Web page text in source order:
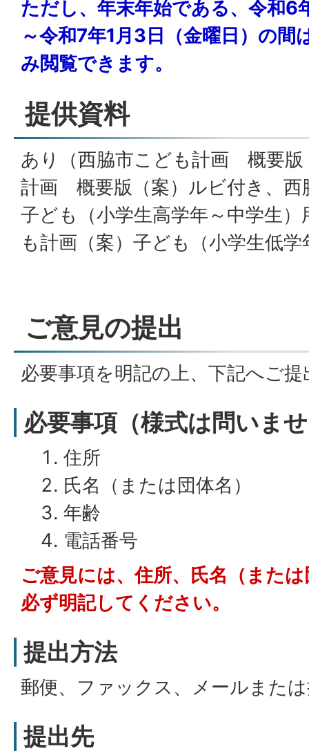
ただし、年末年始である、令和6
～令和7年1月3日（金曜日）の間
み閲覧できます。
提供資料
あり（西脇市こども計画 概要版
計画 概要版（案）ルビ付き、西
子ども（小学生高学年～中学生
も計画（案）子ども（小学生低
ご意見の提出
必要事項を明記の上、下記へご
必要事項（様式は問いま
住所
氏名（または団体名）
年齢
電話番号
ご意見には、住所、氏名（また
必ず明記してください。
提出方法
郵便、ファックス、メールまた
提出先